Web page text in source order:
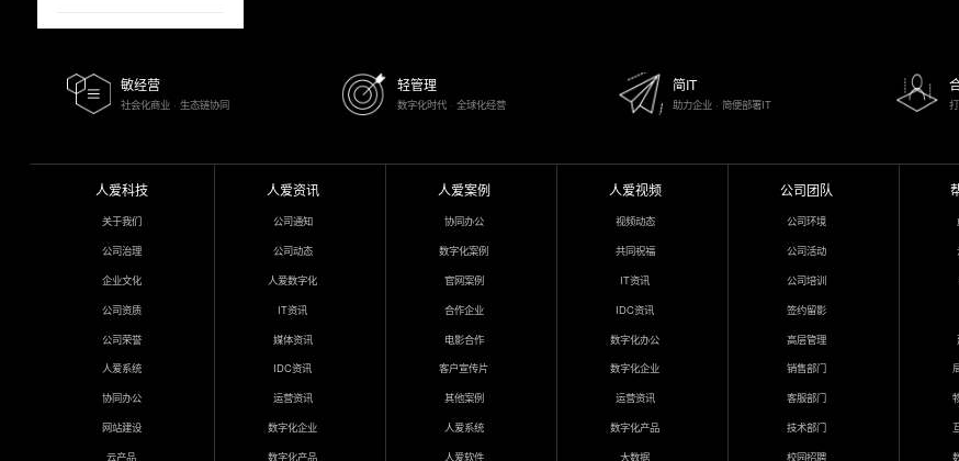
敏经营
社会化商业 · 生态链协同
轻管理
数字化时代 · 全球化经营
简IT
助力企业 · 简便部署IT
人爱科技
关于我们
公司治理
企业文化
公司资质
公司荣誉
人爱系统
协同办公
网站建设
云产品
人爱资讯
公司通知
公司动态
人爱数字化
IT资讯
媒体资讯
IDC资讯
运营资讯
数字化企业
数字化产品
人爱案例
协同办公
数字化案例
官网案例
合作企业
电影合作
客户宣传片
其他案例
人爱系统
人爱软件
人爱视频
视频动态
共同祝福
IT资讯
IDC资讯
数字化办公
数字化企业
运营资讯
数字化产品
大数据
公司团队
公司环境
公司活动
公司培训
签约留影
高层管理
销售部门
客服部门
技术部门
校园招聘